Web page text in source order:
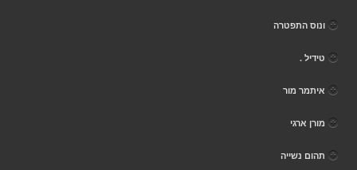
ונוס התפטרה
טידיל .
איתמר מור
מורן ארגי
תהום נשייה